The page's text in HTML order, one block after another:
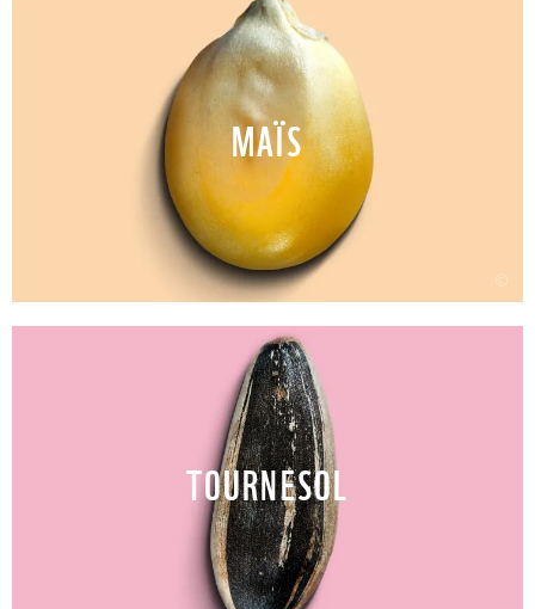
©
MAÏS
TOURNESOL